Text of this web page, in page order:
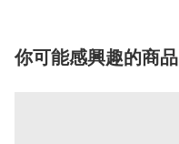
你可能感興趣的商品